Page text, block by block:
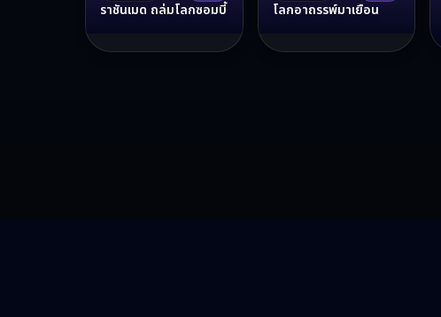
ราชันเมด ถล่มโลกซอมบี้ โลกอาถรรพ์มาเยือน